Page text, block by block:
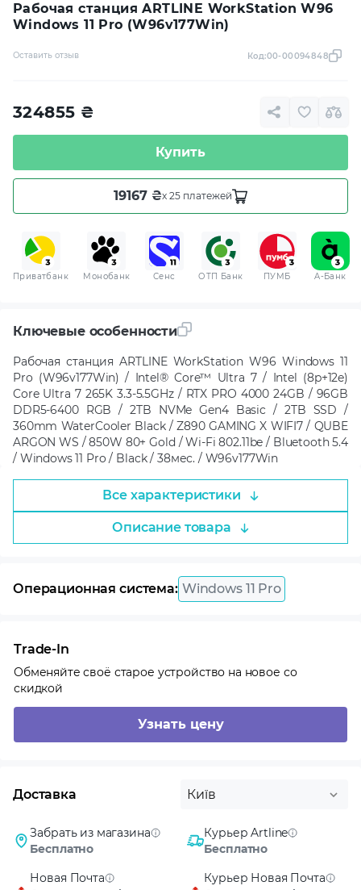
Рабочая станция ARTLINE WorkStation W96
Windows 11 Pro (W96v177Win)
Оставить отзыв Код:00-00094848
324855 ₴
Купить
19167 ₴x 25 платежей
Приватбанк Монобанк Сенс ОТП Банк ПУМБ A-Банк
Ключевые особенности
Рабочая станция ARTLINE WorkStation W96 Windows 11
Pro (W96v177Win) / Intel® Core™ Ultra 7 / Intel (8p+12e)
Core Ultra 7 265K 3.3-5.5GHz / RTX PRO 4000 24GB / 96GB
DDR5-6400 RGB / 2TB NVMe Gen4 Basic / 2TB SSD /
360mm WaterCooler Black / Z890 GAMING X WIFI7 / QUBE
ARGON WS / 850W 80+ Gold / Wi-Fi 802.11be / Bluetooth 5.4
/ Windows 11 Pro / Black / 38мес. / W96v177Win
Все характеристики
Описание товара
Операционная система: Windows 11 Pro
Trade-In
Обменяйте своё старое устройство на новое со
скидкой
Узнать цену
Доставка Київ
Забрать из магазина
Бесплатно
Курьер Artline
Бесплатно
Новая Почта
Курьер Новая Почта